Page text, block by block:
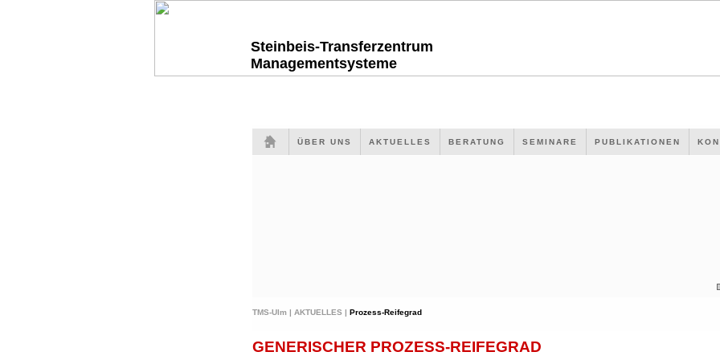
Steinbeis-Transferzentrum
Managementsysteme
ÜBER UNS AKTUELLES BERATUNG SEMINARE PUBLIKATIONEN
TMS-Ulm | AKTUELLES | Prozess-Reifegrad
GENERISCHER PROZESS-REIFEGRAD